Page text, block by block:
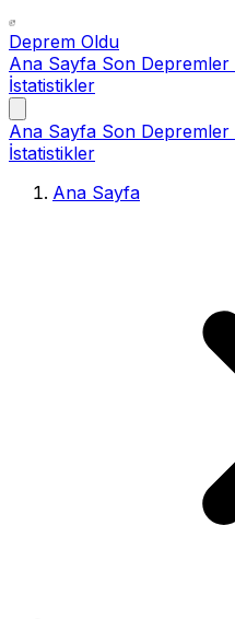
Deprem Oldu
Ana Sayfa Son Depremler
İstatistikler
Ana Sayfa Son Depremler
İstatistikler
Ana Sayfa